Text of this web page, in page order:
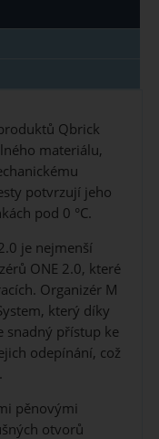
Qbrick
materiálu,
potvrzují jeho
pod 0 °C.
je nejmenší
ONE 2.0, které
Organizér M
který díky
snadný přístup ke
odepínání, což
pěnovými
otvorů